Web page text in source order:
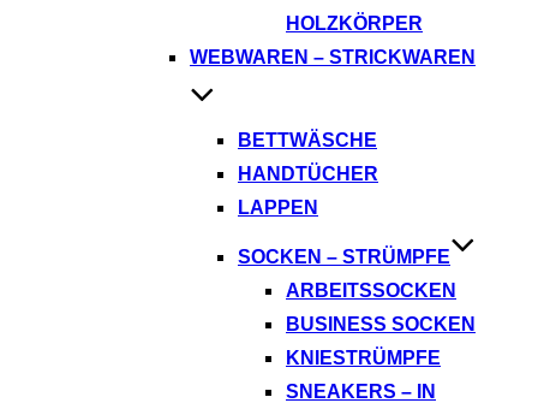
HOLZKÖRPER
WEBWAREN – STRICKWAREN
BETTWÄSCHE
HANDTÜCHER
LAPPEN
SOCKEN – STRÜMPFE
ARBEITSSOCKEN
BUSINESS SOCKEN
KNIESTRÜMPFE
SNEAKERS – IN